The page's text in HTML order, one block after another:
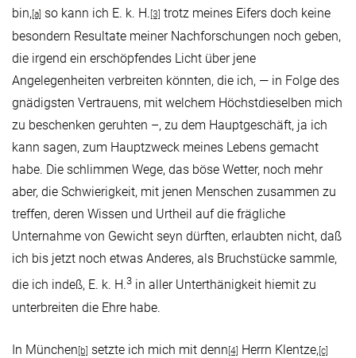
bin, [a] so kann ich E. k. H. [3] trotz meines Eifers doch keine
besondern Resultate meiner Nachforschungen noch geben,
die irgend ein erschöpfendes Licht über jene
Angelegenheiten verbreiten könnten, die ich, — in Folge des
gnädigsten Vertrauens, mit welchem Höchstdieselben mich
zu beschenken geruhten –, zu dem Hauptgeschäft, ja ich
kann sagen, zum Hauptzweck meines Lebens gemacht
habe. Die schlimmen Wege, das böse Wetter, noch mehr
aber, die Schwierigkeit, mit jenen Menschen zusammen zu
treffen, deren Wissen und Urtheil auf die frägliche
Unternahme von Gewicht seyn dürften, erlaubten nicht, daß
ich bis jetzt noch etwas Anderes, als Bruchstücke sammle,
die ich indeß, E. k. H.3 in aller Unterthänigkeit hiemit zu
unterbreiten die Ehre habe.
In München[b] setzte ich mich mit denn[4] Herrn Klentze,[c]